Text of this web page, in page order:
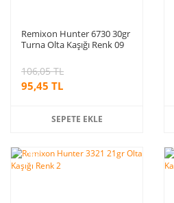
Remixon Hunter 6730 30gr
Turna Olta Kaşığı Renk 09
95,45 TL
106,05 TL
SEPETE EKLE
%5